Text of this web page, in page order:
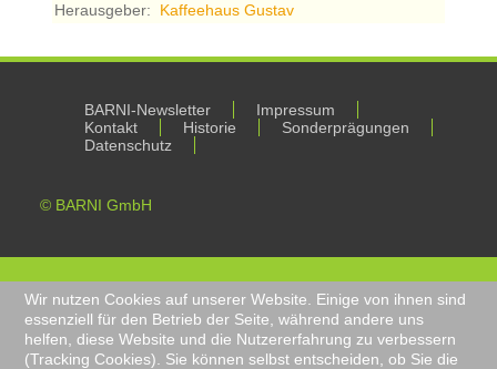
Herausgeber:
Kaffeehaus Gustav
BARNI-Newsletter
Impressum
Kontakt
Historie
Sonderprägungen
Datenschutz
© BARNI GmbH
Wir nutzen Cookies auf unserer Website. Einige von ihnen sind
essenziell für den Betrieb der Seite, während andere uns
helfen, diese Website und die Nutzererfahrung zu verbessern
(Tracking Cookies). Sie können selbst entscheiden, ob Sie die